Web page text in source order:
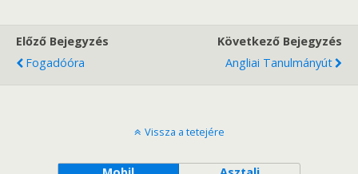
Előző Bejegyzés
Fogadóóra
Következő Bejegyzés
Angliai Tanulmányút
Vissza a tetejére